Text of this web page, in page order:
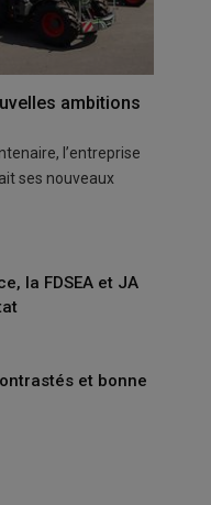
ambitions
l’entreprise
ses nouveaux
la FDSEA et JA
et bonne